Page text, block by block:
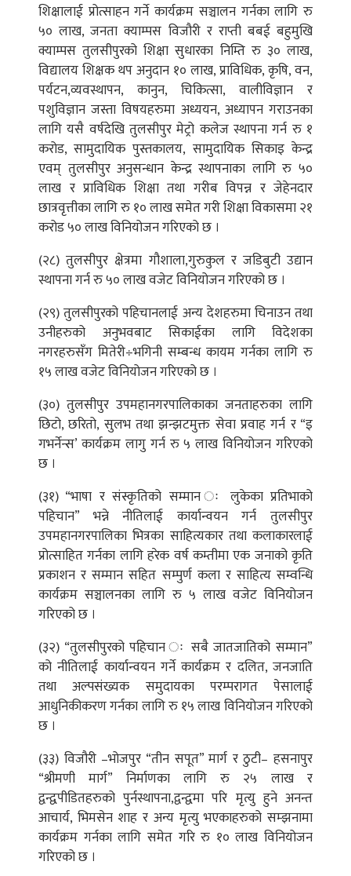
शिक्षालाई प्रोत्साहन गर्ने कार्यक्रम सञ्चालन गर्नका लागि रु
५० लाख, जनता क्याम्पस विजौरी र राप्ती बबई बहुमुखि
क्याम्पस तुलसीपुरको शिक्षा सुधारका निम्ति रु ३० लाख,
विद्यालय शिक्षक थप अनुदान १० लाख, प्राविधिक, कृषि, वन,
पर्यटन,व्यवस्थापन, कानुन, चिकित्सा, वालीविज्ञान र
पशुविज्ञान जस्ता विषयहरुमा अध्ययन, अध्यापन गराउनका
लागि यसै वर्षदेखि तुलसीपुर मेट्रो कलेज स्थापना गर्न रु १
करोड, सामुदायिक पुस्तकालय, सामुदायिक सिकाइ केन्द्र
एवम् तुलसीपुर अनुसन्धान केन्द्र स्थापनाका लागि रु ५०
लाख र प्राविधिक शिक्षा तथा गरीब विपन्न र जेहेनदार
छात्रवृत्तीका लागि रु १० लाख समेत गरी शिक्षा विकासमा २१
करोड ५० लाख विनियोजन गरिएको छ ।
(२८) तुलसीपुर क्षेत्रमा गौशाला,गुरुकुल र जडिबुटी उद्यान
स्थापना गर्न रु ५० लाख वजेट विनियोजन गरिएको छ ।
(२९) तुलसीपुरको पहिचानलाई अन्य देशहरुमा चिनाउन तथा
उनीहरुको अनुभवबाट सिकाईका लागि विदेशका
नगरहरुसँग मितेरी÷भगिनी सम्बन्ध कायम गर्नका लागि रु
१५ लाख वजेट विनियोजन गरिएको छ ।
(३०) तुलसीपुर उपमहानगरपालिकाका जनताहरुका लागि
छिटो, छरितो, सुलभ तथा झन्झटमुक्त सेवा प्रवाह गर्न र “इ
गभर्नेन्स’ कार्यक्रम लागु गर्न रु ५ लाख विनियोजन गरिएको
छ ।
(३१) “भाषा र संस्कृतिको सम्मान ः लुकेका प्रतिभाको
पहिचान” भन्ने नीतिलाई कार्यान्वयन गर्न तुलसीपुर
उपमहानगरपालिका भित्रका साहित्यकार तथा कलाकारलाई
प्रोत्साहित गर्नका लागि हरेक वर्ष कम्तीमा एक जनाको कृति
प्रकाशन र सम्मान सहित सम्पुर्ण कला र साहित्य सम्वन्धि
कार्यक्रम सञ्चालनका लागि रु ५ लाख वजेट विनियोजन
गरिएको छ ।
(३२) “तुलसीपुरको पहिचान ः सबै जातजातिको सम्मान”
को नीतिलाई कार्यान्वयन गर्ने कार्यक्रम र दलित, जनजाति
तथा अल्पसंख्यक समुदायका परम्परागत पेसालाई
आधुनिकीकरण गर्नका लागि रु १५ लाख विनियोजन गरिएको
छ ।
(३३) विजौरी –भोजपुर “तीन सपूत” मार्ग र ठुटी– हसनापुर
“श्रीमणी मार्ग” निर्माणका लागि रु २५ लाख र
द्वन्द्वपीडितहरुको पुर्नस्थापना,द्वन्द्वमा परि मृत्यु हुने अनन्त
आचार्य, भिमसेन शाह र अन्य मृत्यु भएकाहरुको सम्झनामा
कार्यक्रम गर्नका लागि समेत गरि रु १० लाख विनियोजन
गरिएको छ ।